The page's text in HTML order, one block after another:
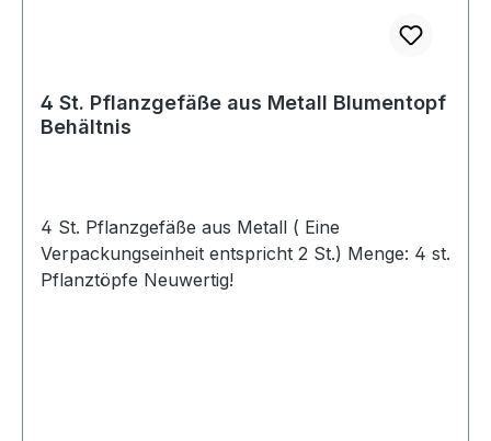
4 St. Pflanzgefäße aus Metall Blumentopf
Behältnis
4 St. Pflanzgefäße aus Metall ( Eine
Verpackungseinheit entspricht 2 St.) Menge: 4 st.
Pflanztöpfe Neuwertig!